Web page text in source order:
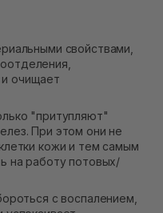
свойствами,
очищает
"притупляют"
При этом они не
кожи и тем самым
на работу потовых/
с воспалением,